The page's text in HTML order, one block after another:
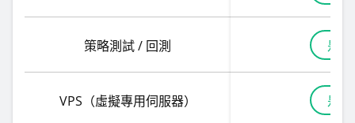
策略測試 / 回測
VPS（虛擬專用伺服器）
是
是